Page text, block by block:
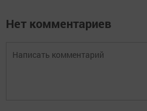
Нет комментариев